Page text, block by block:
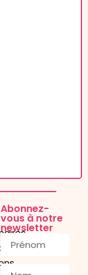
Abonnez-
vous à notre
newsletter